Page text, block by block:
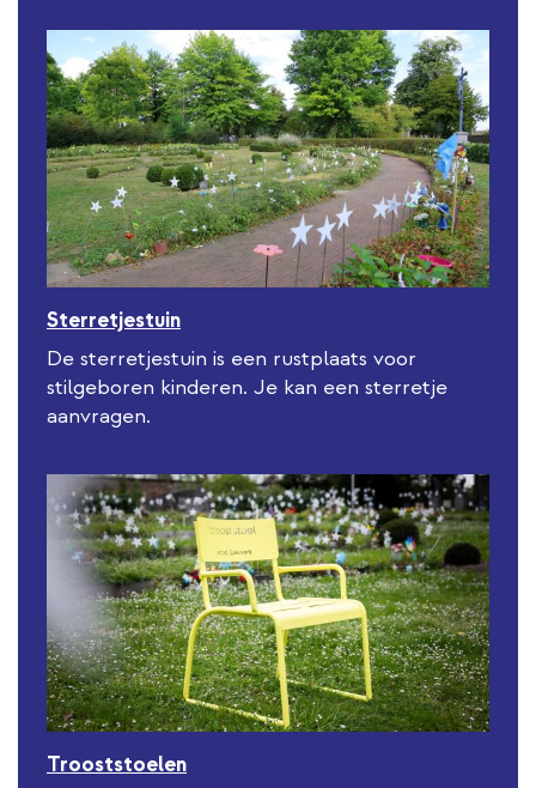
Sterretjestuin
De sterretjestuin is een rustplaats voor
stilgeboren kinderen. Je kan een sterretje
aanvragen.
Trooststoelen